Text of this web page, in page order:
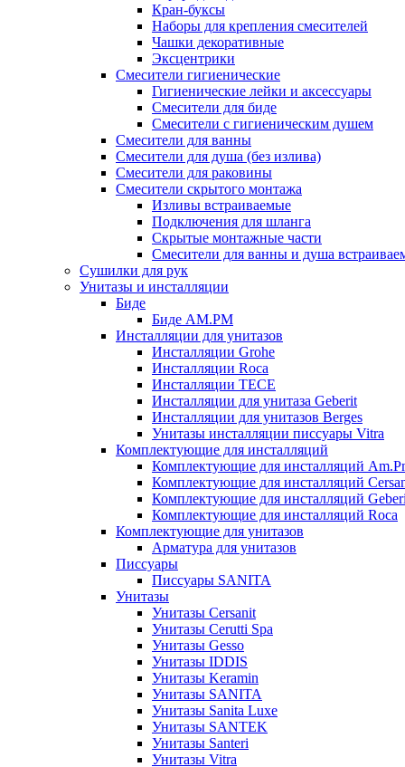
Кран-буксы
Наборы для крепления смесителей
Чашки декоративные
Эксцентрики
Смесители гигиенические
Гигиенические лейки и аксессуары
Смесители для биде
Смесители с гигиеническим душем
Смесители для ванны
Смесители для душа (без излива)
Смесители для раковины
Смесители скрытого монтажа
Изливы встраиваемые
Подключения для шланга
Скрытые монтажные части
Смесители для ванны и душа
Сушилки для рук
Унитазы и инсталляции
Биде
Биде AM.PM
Инсталляции для унитазов
Инсталляции Grohe
Инсталляции Roca
Инсталляции TECE
Инсталляции для унитаза Geberit
Инсталляции для унитазов Berges
Унитазы инсталляции писсуары Vitra
Комплектующие для инсталляций
Комплектующие для инсталляций
Комплектующие для инсталляций
Комплектующие для инсталляций
Комплектующие для инсталляций Roca
Комплектующие для унитазов
Арматура для унитазов
Писсуары
Писсуары SANITA
Унитазы
Унитазы Cersanit
Унитазы Cerutti Spa
Унитазы Gesso
Унитазы IDDIS
Унитазы Keramin
Унитазы SANITA
Унитазы Sanita Luxe
Унитазы SANTEK
Унитазы Santeri
Унитазы Vitra